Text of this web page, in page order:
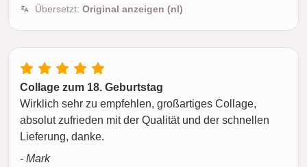
Übersetzt: Original anzeigen (nl)
Collage zum 18. Geburtstag
Wirklich sehr zu empfehlen, großartiges Collage,
absolut zufrieden mit der Qualität und der schnellen
Lieferung, danke.
- Mark